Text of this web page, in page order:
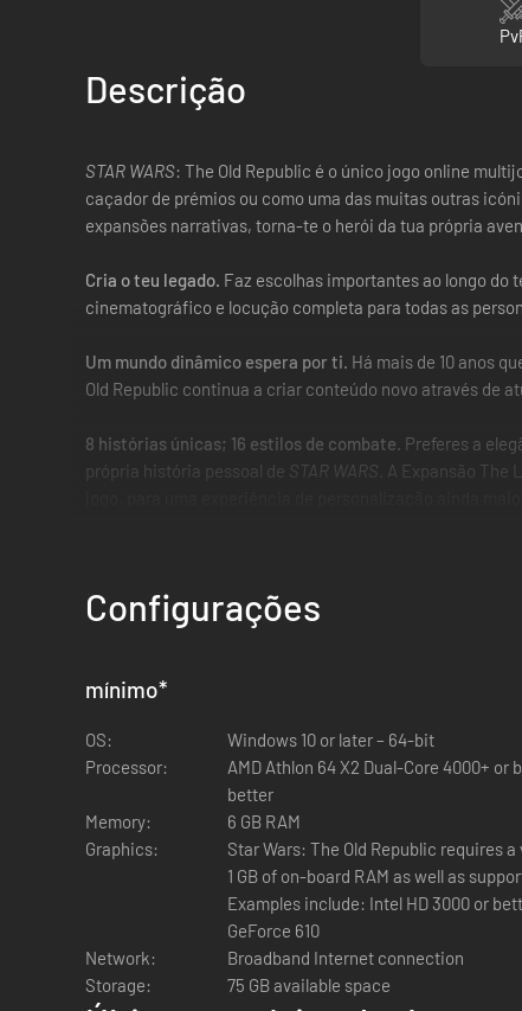
Descrição
STAR WARS: The Old Republic é o único jogo online
caçador de prémios ou como uma das muitas outras
expansões narrativas, torna-te o herói da tua própria
Cria o teu legado. Faz escolhas importantes ao longo do
cinematográfico e locução completa para todas as
Um mundo dinâmico espera por ti. Há mais de 10 anos
Old Republic continua a criar conteúdo novo através de
8 histórias únicas; 16 estilos de combate. Preferes a
própria história pessoal de STAR WARS . A Expansão
do estilo de jogo Tech ou Force! Joga um Soldado
secretamente poderes do Lado Negro enquanto te fazes
cada esquina!
Jogabilidade multijogador.
Reúne os teus aliados para
Guerra de Jogador vs. Jogador, Arenas ou missões
Configurações
mínimo*
OS:
Windows 10 or later – 64-bit
Processor:
AMD Athlon 64 X2 Dual-Core 4000+ or
better
Memory:
6 GB RAM
Graphics:
Star Wars: The Old Republic requires
1 GB of on-board RAM as well as
Examples include: Intel HD 3000 or
GeForce 610
Network:
Broadband Internet connection
Storage:
75 GB available space